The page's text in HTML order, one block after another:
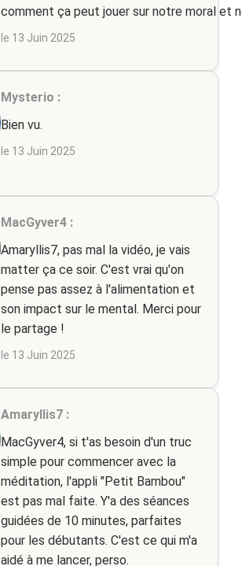
comment ça peut jouer sur notre moral et
le 13 Juin 2025
Mysterio :
Bien vu.
le 13 Juin 2025
MacGyver4 :
Amaryllis7, pas mal la vidéo, je vais
matter ça ce soir. C'est vrai qu'on
pense pas assez à l'alimentation et
son impact sur le mental. Merci pour
le partage !
le 13 Juin 2025
Amaryllis7 :
MacGyver4, si t'as besoin d'un truc
simple pour commencer avec la
méditation, l'appli "Petit Bambou"
est pas mal faite. Y'a des séances
guidées de 10 minutes, parfaites
pour les débutants. C'est ce qui m'a
aidé à me lancer, perso.